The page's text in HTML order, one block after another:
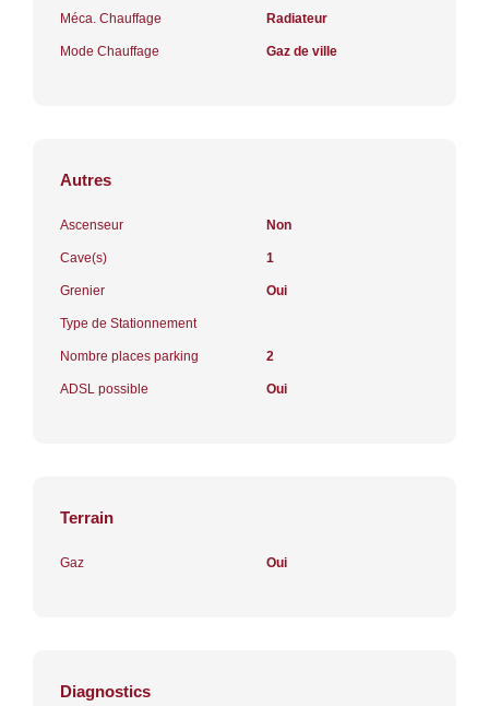
Méca. Chauffage Radiateur
Mode Chauffage Gaz de ville
Autres
Ascenseur Non
Cave(s) 1
Grenier Oui
Type de Stationnement
Nombre places parking 2
ADSL possible Oui
Terrain
Gaz Oui
Diagnostics